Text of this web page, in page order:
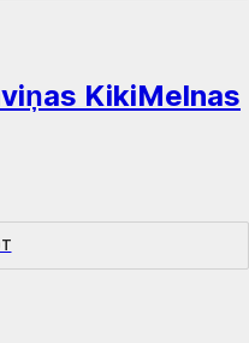
KikiMelnas